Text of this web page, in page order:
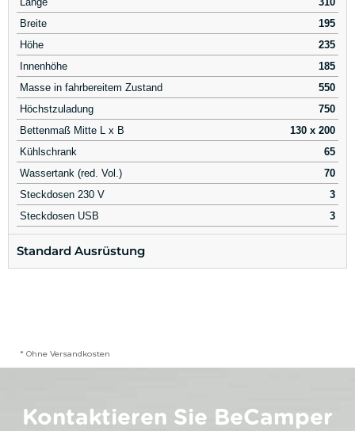
Breite
195
Höhe
235
Innenhöhe
185
Masse in fahrbereitem Zustand
550
Höchstzuladung
750
Bettenmaß Mitte L x B
130 x 200
Kühlschrank
65
Wassertank (red. Vol.)
70
Steckdosen 230 V
3
Steckdosen USB
3
Standard Ausrüstung
* Ohne Versandkosten
Kontaktieren Sie BeCamper